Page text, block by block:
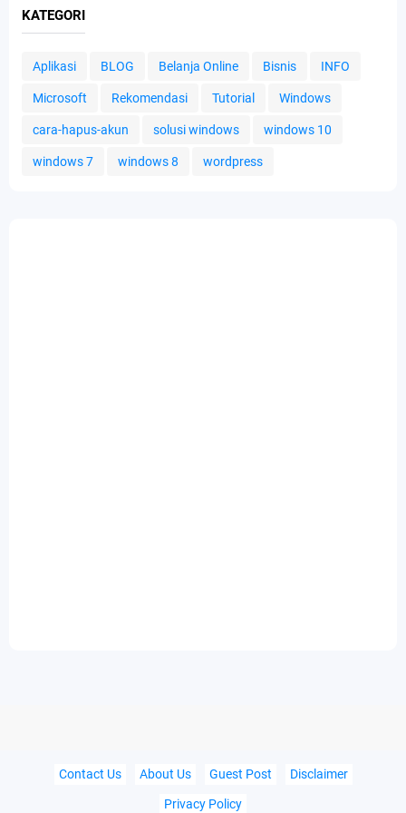
KATEGORI
Aplikasi BLOG Belanja Online Bisnis INFO
Microsoft Rekomendasi Tutorial Windows
cara-hapus-akun solusi windows windows 10
windows 7 windows 8 wordpress
Contact Us About Us Guest Post
Disclaimer
Privacy Policy